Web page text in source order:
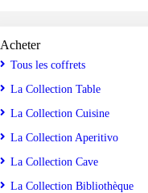
Acheter
Tous les coffrets
La Collection Table
La Collection Cuisine
La Collection Aperitivo
La Collection Cave
La Collection Bibliothèque